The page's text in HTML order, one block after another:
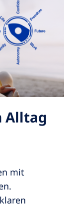
Alltag
mit